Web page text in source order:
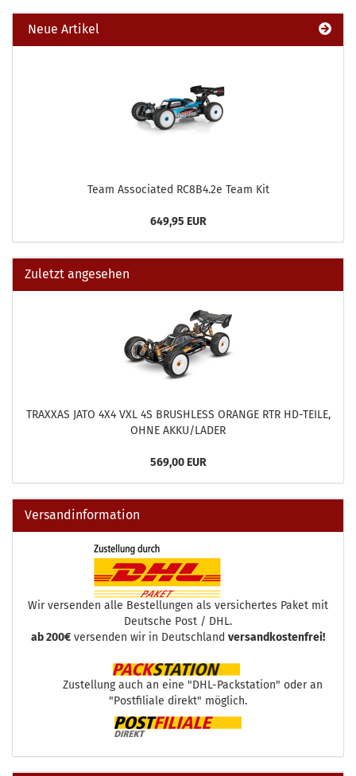
Neue Artikel
Team Associated RC8B4.2e Team Kit
649,95 EUR
Zuletzt angesehen
TRAXXAS JATO 4X4 VXL 4S BRUSHLESS ORANGE RTR HD-TEILE,
OHNE AKKU/LADER
569,00 EUR
Versandinformation
Wir versenden alle Bestellungen als versichertes Paket mit
Deutsche Post / DHL.
ab 200€ versenden wir in Deutschland versandkostenfrei!
Zustellung auch an eine "DHL-Packstation" oder an
"Postfiliale direkt" möglich.